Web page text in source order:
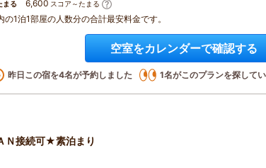
まる 6,600 スコア～たまる
1泊1部屋の人数分の合計最安料金です。
空室をカレンダーで確認する
昨日この宿を4名が予約しました 1名がこのプランを探して
Ｎ接続可★素泊まり